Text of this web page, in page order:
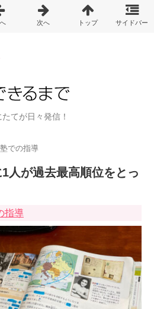
てが日々発信！
塾での指導
人が過去最高順位をとっ
指導